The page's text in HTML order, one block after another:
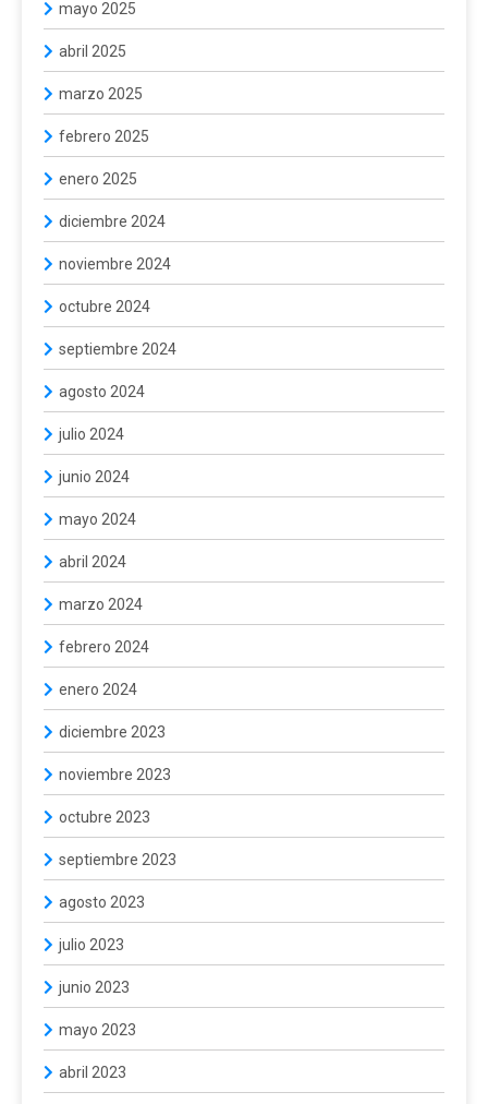
mayo 2025
abril 2025
marzo 2025
febrero 2025
enero 2025
diciembre 2024
noviembre 2024
octubre 2024
septiembre 2024
agosto 2024
julio 2024
junio 2024
mayo 2024
abril 2024
marzo 2024
febrero 2024
enero 2024
diciembre 2023
noviembre 2023
octubre 2023
septiembre 2023
agosto 2023
julio 2023
junio 2023
mayo 2023
abril 2023